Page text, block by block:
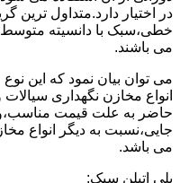
در اختیار دارد.متداول ترین
خطی،سبک با دانسیته
می باشند.
می توان بیان نمود که این
انواع مخازن نگهداری
حاضر به علت قیمت
جایی،نسبت به دیگر انواع
می باشد.
پلی اتیلن سبک: